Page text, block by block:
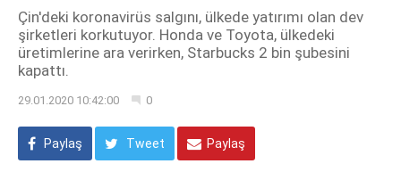
Çin'deki koronavirüs salgını, ülkede yatırımı olan dev
şirketleri korkutuyor. Honda ve Toyota, ülkedeki
üretimlerine ara verirken, Starbucks 2 bin şubesini
kapattı.
29.01.2020 10:42:00 0
Paylaş Tweet Paylaş